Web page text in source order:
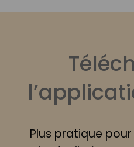
Plus pratique